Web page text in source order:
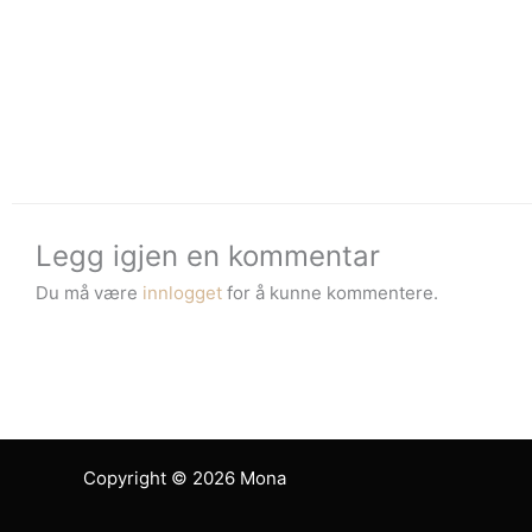
Legg igjen en kommentar
Du må være innlogget for å kunne kommentere.
Copyright © 2026 Mona